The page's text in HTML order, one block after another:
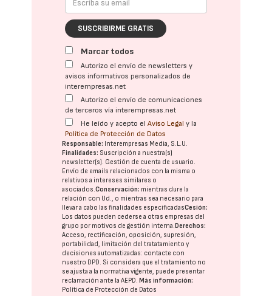
SUSCRIBIRME GRATIS
Marcar todos
Autorizo el envío de newsletters y
avisos informativos personalizados de
interempresas.net
Autorizo el envío de comunicaciones
de terceros vía interempresas.net
He leído y acepto elAviso Legal y la
Política de Protección de Datos
Responsable: Interempresas Media, S.L.U.
Finalidades: Suscripción a nuestra(s)
newsletter(s). Gestión de cuenta de usuario.
Envío de emails relacionados con la misma o
relativos a intereses similares o
asociados.Conservación: mientras dure la
relación con Ud., o mientras sea necesario para
llevar a cabo las finalidades especificadasCesión:
Los datos pueden cederse a otras empresas del
grupo por motivos de gestión interna.Derechos:
Acceso, rectificación, oposición, supresión,
portabilidad, limitación del tratatamiento y
decisiones automatizadas: contacte con
nuestro DPD. Si considera que el tratamiento no
se ajusta a la normativa vigente, puede presentar
reclamación ante laAEPD.Más información:
Política de Protección de Datos